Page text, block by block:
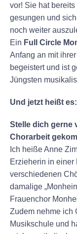
vor! Sie hat
gesungen und
noch weiter
Ein Full Circle
Anfang an mit ihrer
begeistert und ist
Jüngsten
Und jetzt heißt
Stelle dich gerne
Chorarbeit
Ich heiße Anne
Erzieherin in
verschiedenen
damalige
Frauenchor
Zudem nehme ich
Musikschule und